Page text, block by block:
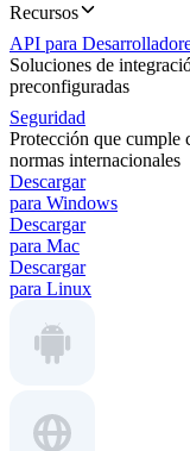
Recursos
API para
Soluciones de
preconfiguradas
Seguridad
Protección que cumple
normas internacionales
Descargar
para Windows
Descargar
para Mac
Descargar
para Linux